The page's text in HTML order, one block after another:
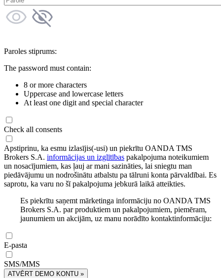
Paroles stiprums:
The password must contain:
8 or more characters
Uppercase and lowercase letters
At least one digit and special character
Check all consents
Apstiprinu, ka esmu izlasījis(-usi) un piekrītu OANDA TMS
Brokers S.A. informācijas un izglītības pakalpojuma noteikumiem
un nosacījumiem, kas ļauj ar mani sazināties, lai sniegtu man
piedāvājumu un nodrošinātu atbalstu pa tālruni konta pārvaldībai. Es
saprotu, ka varu no šī pakalpojuma jebkurā laikā atteikties.
Es piekrītu saņemt mārketinga informāciju no OANDA TMS
Brokers S.A. par produktiem un pakalpojumiem, piemēram,
jaunumiem un akcijām, uz manu norādīto kontaktinformāciju:
E-pasta
SMS/MMS
ATVĒRT DEMO KONTU »